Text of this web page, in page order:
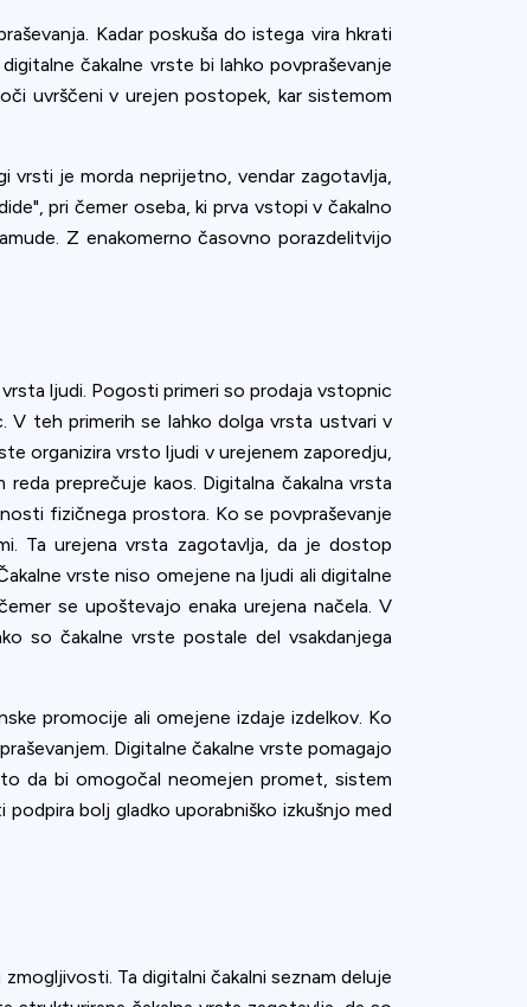
Kadar poskuša do istega vira hkrati
čakalne vrste bi lahko povpraševanje
uvrščeni v urejen postopek, kar sistemom
je morda neprijetno, vendar zagotavlja,
pri čemer oseba, ki prva vstopi v čakalno
Z enakomerno časovno porazdelitvijo
ljudi. Pogosti primeri so prodaja vstopnic
teh primerih se lahko dolga vrsta ustvari v
organizira vrsto ljudi v urejenem zaporedju,
preprečuje kaos. Digitalna čakalna vrsta
fizičnega prostora. Ko se povpraševanje
Ta urejena vrsta zagotavlja, da je dostop
vrste niso omejene na ljudi ali digitalne
se upoštevajo enaka urejena načela. V
so čakalne vrste postale del vsakdanjega
promocije ali omejene izdaje izdelkov. Ko
Digitalne čakalne vrste pomagajo
da bi omogočal neomejen promet, sistem
bolj gladko uporabniško izkušnjo med
Ta digitalni čakalni seznam deluje